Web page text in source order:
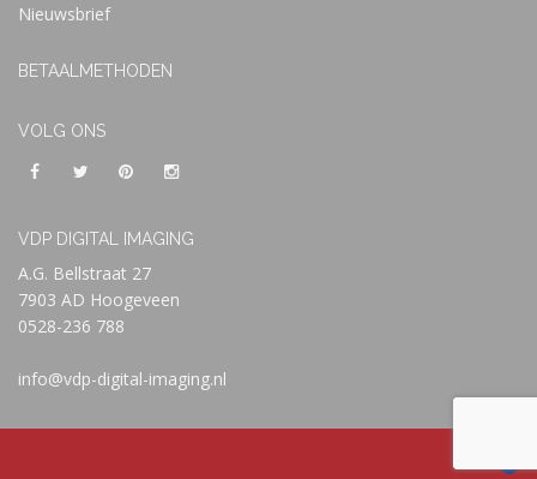
Nieuwsbrief
BETAALMETHODEN
VOLG ONS
VDP DIGITAL IMAGING
A.G. Bellstraat 27
7903 AD Hoogeveen
0528-236 788
info@vdp-digital-imaging.nl